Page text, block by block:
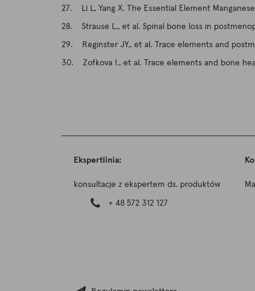
27. Li L, Yang X. The Essential Element
28. Strause L., et al. Spinal bone loss in
29. Reginster JY., et al. Trace elements and
30. Zofkova I., et al. Trace elements and bone
Ekspertlinia:
konsultacje z ekspertem ds. produktów
+ 48 572 312 127